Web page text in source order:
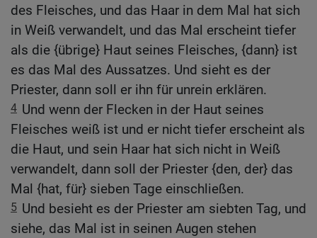
des Fleisches, und das Haar in dem Mal hat sich
in Weiß verwandelt, und das Mal erscheint tiefer
als die {übrige} Haut seines Fleisches, {dann} ist
es das Mal des Aussatzes. Und sieht es der
Priester, dann soll er ihn für unrein erklären.
4 Und wenn der Flecken in der Haut seines
Fleisches weiß ist und er nicht tiefer erscheint als
die Haut, und sein Haar hat sich nicht in Weiß
verwandelt, dann soll der Priester {den, der} das
Mal {hat, für} sieben Tage einschließen.
5 Und besieht es der Priester am siebten Tag, und
siehe, das Mal ist in seinen Augen stehen